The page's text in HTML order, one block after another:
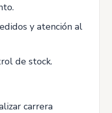
y atención al
de stock.
carrera